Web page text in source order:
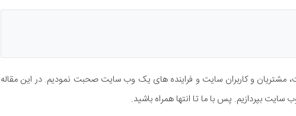
مشتریان و کاربران سایت و فراینده های یک وب سایت صحبت نمودیم. در این مقاله
بپردازیم. پس با ما تا انتها همراه باشید.